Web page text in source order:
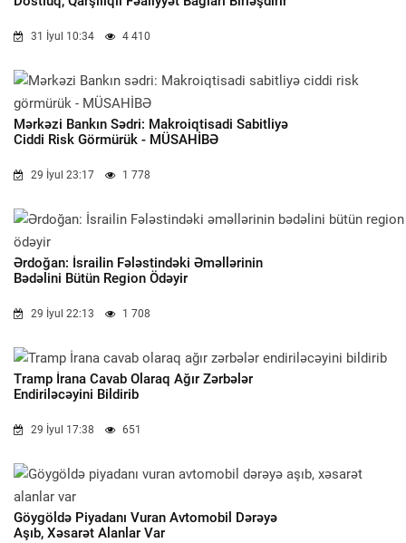
31 İyul 10:34 4 410
Mərkəzi Bankın Sədri: Makroiqtisadi Sabitliyə
Ciddi Risk Görmürük - MÜSAHİBƏ
29 İyul 23:17 1 778
Ərdoğan: İsrailin Fələstindəki Əməllərinin
Bədəlini Bütün Region Ödəyir
29 İyul 22:13 1 708
Tramp İrana Cavab Olaraq Ağır Zərbələr
Endiriləcəyini Bildirib
29 İyul 17:38 651
Göygöldə Piyadanı Vuran Avtomobil Dərəyə
Aşıb, Xəsarət Alanlar Var